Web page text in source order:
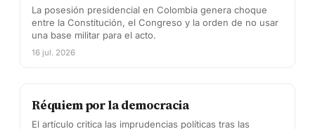
La posesión presidencial en Colombia genera choque
entre la Constitución, el Congreso y la orden de no usar
una base militar para el acto.
16 jul. 2026
Réquiem por la democracia
El artículo critica las imprudencias políticas tras las